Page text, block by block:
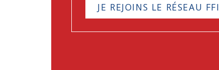
JE REJOINS LE RÉSEAU FFI